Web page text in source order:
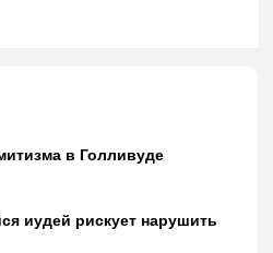
в Голливуде
иудей рискует нарушить